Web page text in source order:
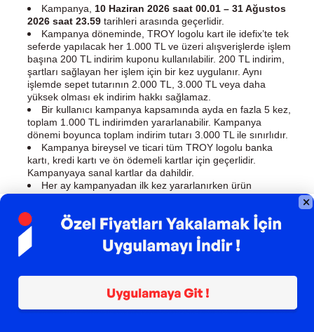
Kampanya, 10 Haziran 2026 saat 00.01 – 31 Ağustos
2026 saat 23.59 tarihleri arasında geçerlidir.
Kampanya döneminde, TROY logolu kart ile idefix’te tek
seferde yapılacak her 1.000 TL ve üzeri alışverişlerde işlem
başına 200 TL indirim kuponu kullanılabilir. 200 TL indirim,
şartları sağlayan her işlem için bir kez uygulanır. Aynı
işlemde sepet tutarının 2.000 TL, 3.000 TL veya daha
yüksek olması ek indirim hakkı sağlamaz.
Bir kullanıcı kampanya kapsamında ayda en fazla 5 kez,
toplam 1.000 TL indirimden yararlanabilir. Kampanya
dönemi boyunca toplam indirim tutarı 3.000 TL ile sınırlıdır.
Kampanya bireysel ve ticari tüm TROY logolu banka
kartı, kredi kartı ve ön ödemeli kartlar için geçerlidir.
Kampanyaya sanal kartlar da dahildir.
Her ay kampanyadan ilk kez yararlanırken ürün
sepette bulunan ‘İndirim Kodum Var’ alanına
kodunu girmeniz gerekir. İlk kullanım sonrasında aynı ay
içindeki kalan kupon hakları kullanıcı hesabınıza otomatik
olarak tanımlanır.
‘İndirim Kodum Var’ alanına TROY200TL kodu girilmesi
Yeni bir ayın başlamasıyla birlikte kampanyadan ilk kez
yararlanırken kuponun yeniden seçilmesi veya kupon